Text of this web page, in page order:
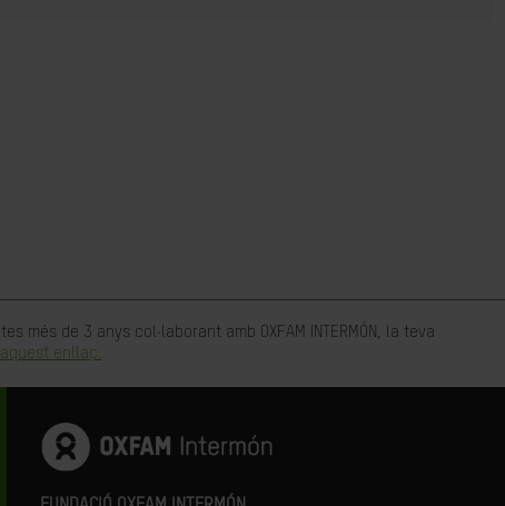
de 3 anys col·laborant amb OXFAM INTERMÓN, la teva
enllaç.